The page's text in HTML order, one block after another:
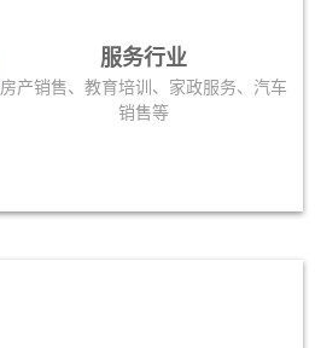
服务行业
房产销售、教育培训、家政服务、汽车
销售等